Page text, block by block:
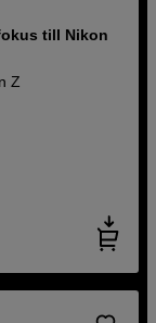
till Nikon
Z